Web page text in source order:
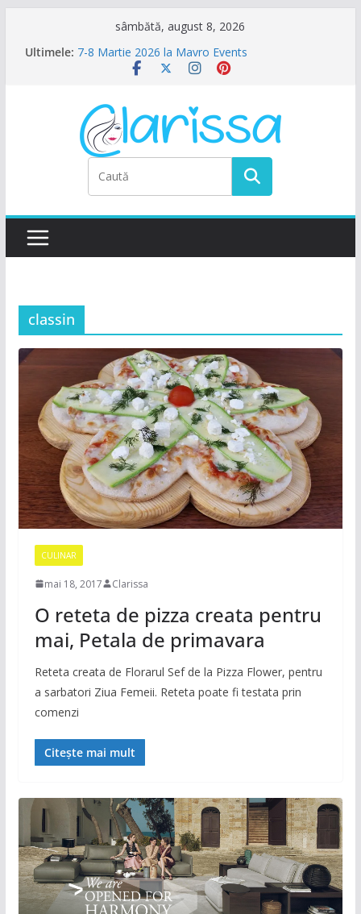
sâmbătă, august 8, 2026
Ultimele: 7-8 Martie 2026 la Mavro Events
Ziua Femeii la Amalfi Alegria
Ziua Femeii se sarbatoreste La Teatru. La
Calinescu!
classin
CULINAR
mai 18, 2017 Clarissa
O reteta de pizza creata pentru
mai, Petala de primavara
Reteta creata de Florarul Sef de la Pizza Flower, pentru
a sarbatori Ziua Femeii. Reteta poate fi testata prin
comenzi
Citește mai mult